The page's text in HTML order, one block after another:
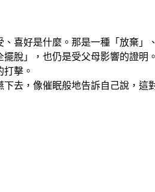
喜好是什麼。那是一種「放棄」
脫」，也仍是受父母影響的證明
擊。
去，像催眠般地告訴自己說，這